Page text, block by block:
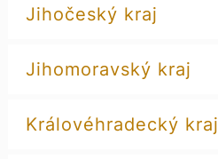
Jihočeský kraj
Jihomoravský kraj
Královéhradecký kraj